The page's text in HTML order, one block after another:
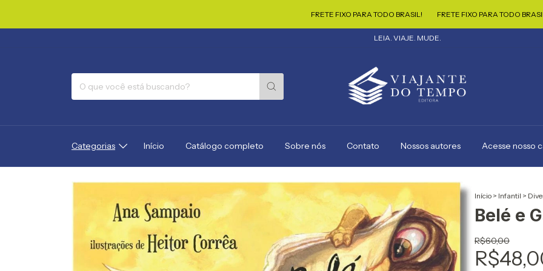
FRETE FIXO PARA TODO BRASIL! FRETE FIXO PARA TODO BRASIL!
LEIA. VIAJE. MUDE.
Categorias Início Catálogo completo Sobre nós Contato Nossos autores Acesse nosso
Início > Infantil >
Belé e
R$60,00